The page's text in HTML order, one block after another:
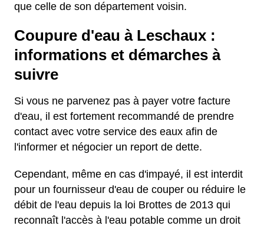
que celle de son département voisin.
Coupure d'eau à Leschaux :
informations et démarches à
suivre
Si vous ne parvenez pas à payer votre facture
d'eau, il est fortement recommandé de prendre
contact avec votre service des eaux afin de
l'informer et négocier un report de dette.
Cependant, même en cas d'impayé, il est interdit
pour un fournisseur d'eau de couper ou réduire le
débit de l'eau depuis la loi Brottes de 2013 qui
reconnaît l'accès à l'eau potable comme un droit